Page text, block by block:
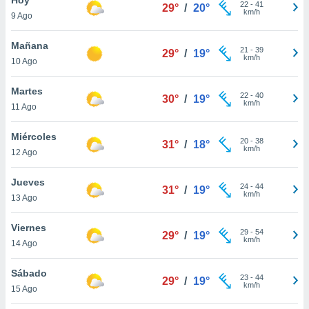
en
más
nuestra
de
cookies
aceptar
9 Ago
29° / 20° 22- 41
km/h
Mañana
10 Ago
29° / 19° 21 - 39
km/h
Martes
11 Ago
30° / 19° 22- 40
km/h
Miércoles
12 Ago
31° / 18° 20- 38
km/h
Jueves
13 Ago
31° / 19° 24- 44
km/h
Viernes
14 Ago
29° / 19° 29- 54
km/h
Sábado
15 Ago
29° / 19° 23- 44
km/h